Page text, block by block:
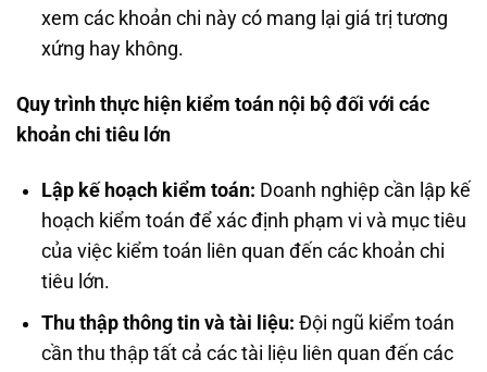
xem các khoản chi này có mang lại giá trị tương
xứng hay không.
Quy trình thực hiện kiểm toán nội bộ đối với các
khoản chi tiêu lớn
Lập kế hoạch kiểm toán: Doanh nghiệp cần lập kế
hoạch kiểm toán để xác định phạm vi và mục tiêu
của việc kiểm toán liên quan đến các khoản chi
tiêu lớn.
Thu thập thông tin và tài liệu: Đội ngũ kiểm toán
cần thu thập tất cả các tài liệu liên quan đến các